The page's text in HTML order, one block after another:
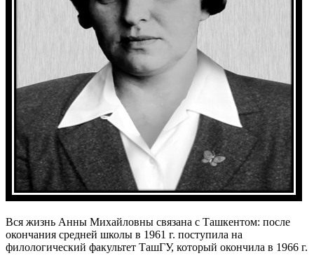
Вся жизнь Анны Михайловны связана с Ташкентом: после
окончания средней школы в 1961 г. поступила на
филологический факультет ТашГУ, который окончила в 1966 г.